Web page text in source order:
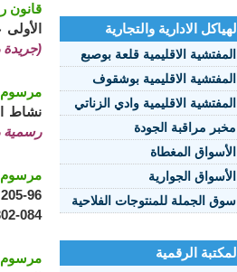
الهياكل الادارية والتجارية
المفتشية الاقليمية قلعة بوصبع
المفتشية الاقليمية بوشقوف
المفتشية الاقليمية وادي الزناتي
مخبر مراقبة الجودة
الأسواق المغطاة
الأسواق الجوارية
سوق الجملة للمنتوجات الفلاحية
المكتبة الرقمية
قانون رقم 15-15 مؤرخ في 28 رمضان عام 1436
الأولى عام 1424 الموافق 19 يوليو سنة 2003 والمتعلق بالقواعد
(جريدة
مرسوم تنفيذي رقم 15-169
نشاط
رسمية رقم
مرسوم تنفيذي رقم 14-238
084-302 الذي عنوانه "الصندوق الخاص لترقية الصادرات" (جريدة رسمية رقم 2014/52)
مرسوم تنفيذي رقم 14-219